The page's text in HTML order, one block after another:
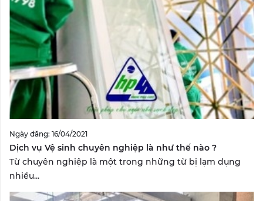
Ngày đăng: 16/04/2021
Dịch vụ Vệ sinh chuyên nghiệp là như thế nào ?
Từ chuyên nghiệp là một trong những từ bị lạm dụng
nhiều...